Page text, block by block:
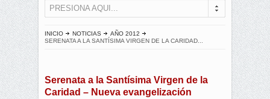
PRESIONA AQUI...
INICIO NOTICIAS
AÑO 2012
SERENATA A LA SANTÍSIMA VIRGEN DE LA CARIDAD...
Serenata a la Santísima Virgen de la
Caridad – Nueva evangelización